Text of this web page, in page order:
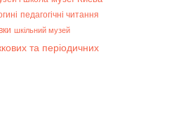
педагогічні читання
шкільний музей
та періодичних